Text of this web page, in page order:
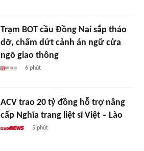
Trạm BOT cầu Đồng Nai sắp tháo
dỡ, chấm dứt cảnh án ngữ cửa
ngõ giao thông
6 phút
ACV trao 20 tỷ đồng hỗ trợ nâng
cấp Nghĩa trang liệt sĩ Việt – Lào
5 phút